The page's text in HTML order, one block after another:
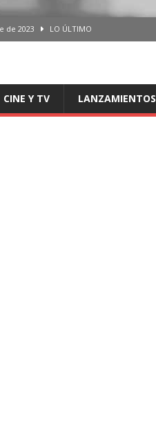
de 2023 LO ÚLTIMO
CINE Y TV LANZAMIENTOS